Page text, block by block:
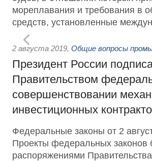
мореплавания и требования в
средств, установленные
2 августа 2019, Общие вопросы
Президент России
Правительством
совершенствовании
инвестиционных
Федеральные законы от 2
Проекты федеральных законов
распоряжениями